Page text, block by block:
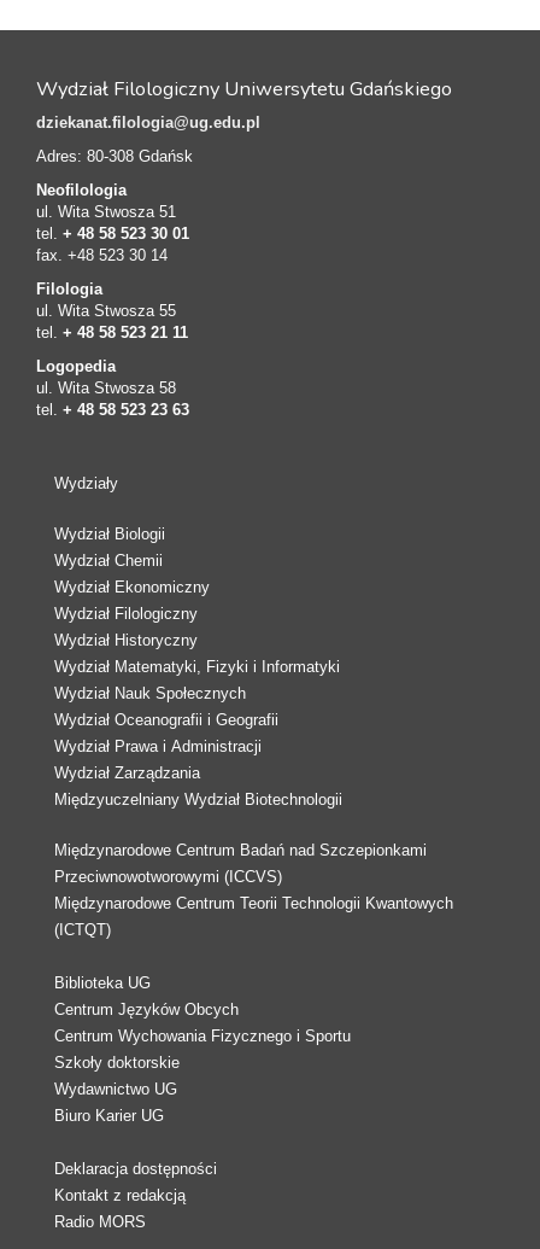
Wydział Filologiczny Uniwersytetu Gdańskiego
dziekanat.filologia@ug.edu.pl
Adres: 80-308 Gdańsk
Neofilologia
ul. Wita Stwosza 51
tel. + 48 58 523 30 01
fax. +48 523 30 14
Filologia
ul. Wita Stwosza 55
tel. + 48 58 523 21 11
Logopedia
ul. Wita Stwosza 58
tel. + 48 58 523 23 63
Wydziały
Wydział Biologii
Wydział Chemii
Wydział Ekonomiczny
Wydział Filologiczny
Wydział Historyczny
Wydział Matematyki, Fizyki i Informatyki
Wydział Nauk Społecznych
Wydział Oceanografii i Geografii
Wydział Prawa i Administracji
Wydział Zarządzania
Międzyuczelniany Wydział Biotechnologii
Międzynarodowe Centrum Badań nad Szczepionkami
Przeciwnowotworowymi (ICCVS)
Międzynarodowe Centrum Teorii Technologii Kwantowych
(ICTQT)
Biblioteka UG
Centrum Języków Obcych
Centrum Wychowania Fizycznego i Sportu
Szkoły doktorskie
Wydawnictwo UG
Biuro Karier UG
Deklaracja dostępności
Kontakt z redakcją
Radio MORS